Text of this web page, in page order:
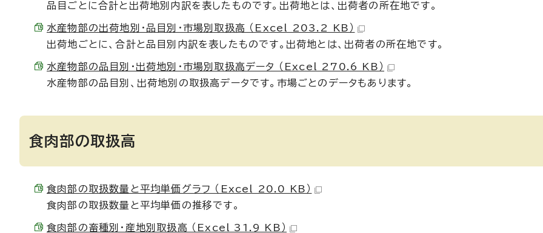
品目ごとに合計と出荷地別内訳を表したものです。出荷地とは、出荷者の所在地です。
水産物部の出荷地別・品目別・市場別取扱高 （Excel 203.2 KB）
出荷地ごとに、合計と品目別内訳を表したものです。出荷地とは、出荷者の所在地です。
水産物部の品目別・出荷地別・市場別取扱高データ （Excel 270.6 KB）
水産物部の品目別、出荷地別の取扱高データです。市場ごとのデータもあります。
食肉部の取扱高
食肉部の取扱数量と平均単価グラフ （Excel 20.0 KB）
食肉部の取扱数量と平均単価の推移です。
食肉部の畜種別・産地別取扱高 （Excel 31.9 KB）